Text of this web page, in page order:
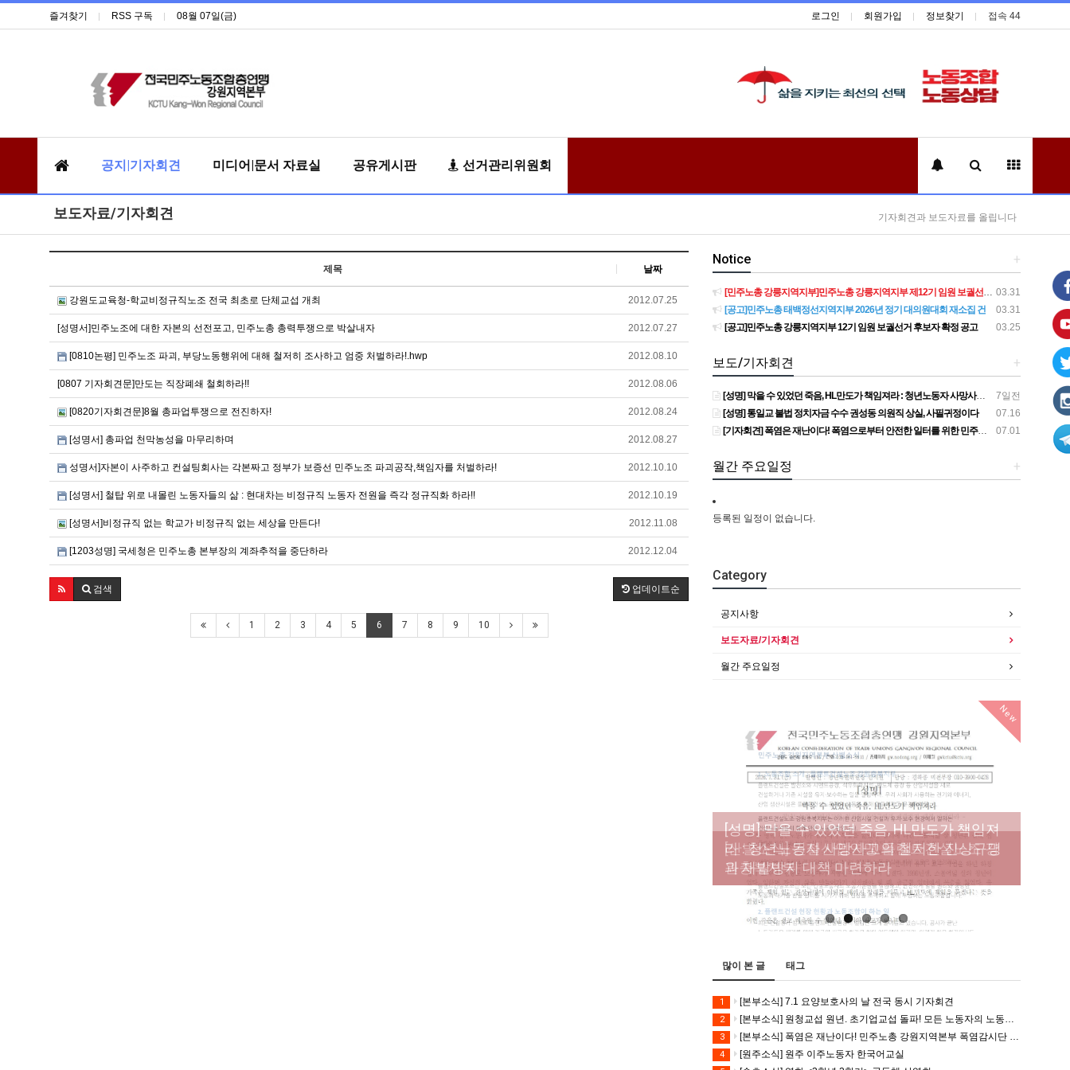
즐겨찾기 RSS 구독 08월 07일(금) 로그인 회원가입 정보찾기 접속 44
공지|기자회견 미디어|문서 자료실 공유게시판 선거관리위원회
보도자료/기자회견 기자회견과 보도자료를 올립니다
제목 날짜
강원도교육청-학교비정규직노조 전국 최초로 단체교섭 개최 2012.07.25
[성명서]민주노조에 대한 자본의 선전포고, 민주노총 총력투쟁으로 박살내자 2012.07.27
[0810논평] 민주노조 파괴, 부당노동행위에 대해 철저히 조사하고 엄중 처벌하라!.hwp 2012.08.10
[0807 기자회견문]만도는 직장폐쇄 철회하라!! 2012.08.06
[0820기자회견문]8월 총파업투쟁으로 전진하자! 2012.08.24
[성명서] 총파업 천막농성을 마무리하며 2012.08.27
성명서]자본이 사주하고 컨설팅회사는 각본짜고 정부가 보증선 민주노조 파괴공작,책임자를 처벌하라! 2012.10.10
[성명서] 철탑 위로 내몰린 노동자들의 삶 : 현대차는 비정규직 노동자 전원을 즉각 정규직화 하라!! 2012.10.19
[성명서]비정규직 없는 학교가 비정규직 없는 세상을 만든다! 2012.11.08
[1203성명] 국세청은 민주노총 본부장의 계좌추적을 중단하라 2012.12.04
업데이트순
검색
1 2 3 4 5 6 7 8 9 10
+
Notice
03.31
[민주노총 강릉지역지부]민주노총 강릉지역지부 제12기 임원 보궐선거결과 공고
03.31
[공고]민주노총 태백정선지역지부 2026년 정기 대의원대회 재소집 건
03.25
[공고]민주노총 강릉지역지부 12기 임원 보궐선거 후보자 확정 공고
+
보도/기자회견
7일전
[성명] 막을 수 있었던 죽음, HL만도가 책임져라 : 청년노동자 사망사고의 철저한 진상규명과 재발방지 대책 마련하라
07.16
[성명] 통일교 불법 정치자금 수수 권성동 의원직 상실, 사필귀정이다
07.01
[기자회견] 폭염은 재난이다! 폭염으로부터 안전한 일터를 위한 민주노총 강원지역본부 폭염감시단 선포 기자회견
+
월간 주요일정
등록된 일정이 없습니다.
Category
공지사항
보도자료/기자회견
월간 주요일정
New
[성명] 막을 수 있었던 죽음, HL만도가 책임져
라 : 청년노동자 사망사고의 철저한 진상규명
과 재발방지 대책 마련하라
[산별소식] 건설산업연맹 플랜트건설노조 강
원충북지부
[강릉,속초,원주,춘천] 폭염감시단 사업 이모저
모
[조합원☆인터뷰] 서비스연맹 전국학교비정
규직노동조합 강원지부 김유미 춘천지회장
[본부소식] 강원지역 노동자 합창단 모임
많이 본 글 태그
1 [본부소식] 7.1 요양보호사의 날 전국 동시 기자회견
2 [본부소식] 원청교섭 원년. 초기업교섭 돌파! 모든 노동자의 노동기본권 쟁취! 민주노총 7.15 총파업대회
3 [본부소식] 폭염은 재난이다! 민주노총 강원지역본부 폭염감시단 선포 기자회견
4 [원주소식] 원주 이주노동자 한국어교실